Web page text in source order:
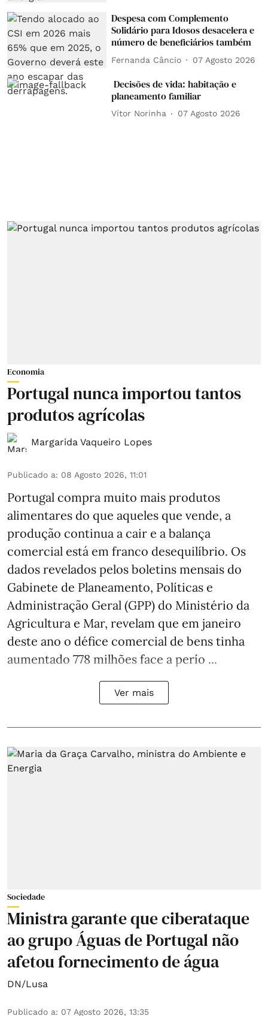
Despesa com Complemento
Solidário para Idosos desacelera e
número de beneficiários também
Fernanda Câncio 07 Agosto 2026
Decisões de vida: habitação e
planeamento familiar
Vítor Norinha 07 Agosto 2026
Economia
Portugal nunca importou tantos
produtos agrícolas
Margarida Vaqueiro Lopes
Publicado a: 08 Agosto 2026, 11:01
Portugal compra muito mais produtos
alimentares do que aqueles que vende, a
produção continua a cair e a balança
comercial está em franco desequilíbrio. Os
dados revelados pelos boletins mensais do
Gabinete de Planeamento, Políticas e
Administração Geral (GPP) do Ministério da
Agricultura e Mar, revelam que em janeiro
deste ano o défice comercial de bens tinha
aumentado 778 milhões face a perío ...
Ver mais
Sociedade
Ministra garante que ciberataque
ao grupo Águas de Portugal não
afetou fornecimento de água
DN/Lusa
Publicado a: 07 Agosto 2026, 13:35